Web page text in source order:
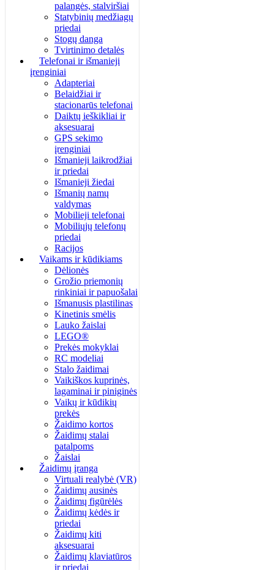
palangės, stalviršiai
Statybinių medžiagų
priedai
Stogų danga
Tvirtinimo detalės
Telefonai ir išmanieji
įrenginiai
Adapteriai
Belaidžiai ir
stacionarūs telefonai
Daiktų ieškikliai ir
aksesuarai
GPS sekimo
įrenginiai
Išmanieji laikrodžiai
ir priedai
Išmanieji žiedai
Išmanių namų
valdymas
Mobilieji telefonai
Mobiliųjų telefonų
priedai
Racijos
Vaikams ir kūdikiams
Dėlionės
Grožio priemonių
rinkiniai ir papuošalai
Išmanusis plastilinas
Kinetinis smėlis
Lauko žaislai
LEGO®
Prekės mokyklai
RC modeliai
Stalo žaidimai
Vaikiškos kuprinės,
lagaminai ir piniginės
Vaikų ir kūdikių
prekės
Žaidimo kortos
Žaidimų stalai
patalpoms
Žaislai
Žaidimų įranga
Virtuali realybė (VR)
Žaidimų ausinės
Žaidimų figūrėlės
Žaidimų kėdės ir
priedai
Žaidimų kiti
aksesuarai
Žaidimų klaviatūros
ir priedai